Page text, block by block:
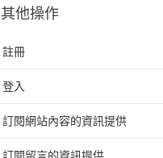
其他操作
註冊
登入
訂閱網站內容的資訊提供